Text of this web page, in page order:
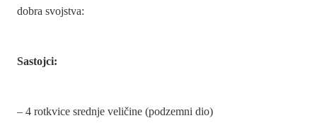
dobra svojstva:
Sastojci:
– 4 rotkvice srednje veličine (podzemni dio)